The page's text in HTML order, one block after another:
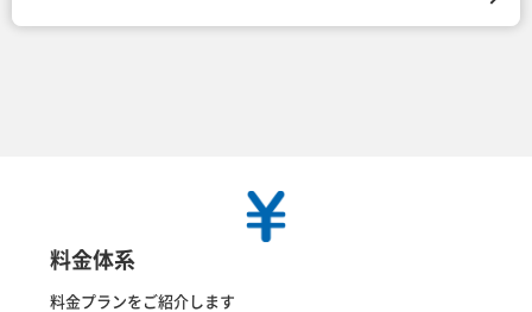
料金体系
料金プランをご紹介します